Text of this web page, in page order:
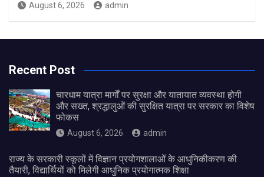
August 6, 2026 admin
Recent Post
चारधाम यात्रा मार्गों पर सुरक्षा और यातायात व्यवस्था होगी
और सख्त, श्रद्धालुओं की सुरक्षित यात्रा पर सरकार का विशेष
फोकस
August 6, 2026 admin
राज्य के सरकारी स्कूलों में विज्ञान प्रयोगशालाओं के आधुनिकीकरण की
तैयारी, विद्यार्थियों को मिलेगी आधुनिक प्रयोगात्मक शिक्षा